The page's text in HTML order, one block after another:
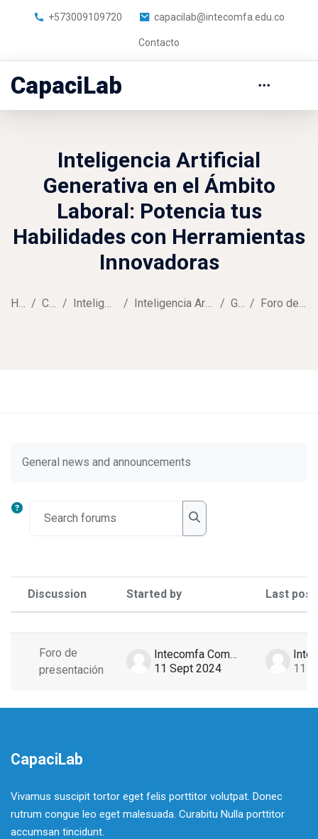
+573009109720 capacilab@intecomfa.edu.co
Contacto
CapaciLab
Inteligencia Artificial
Generativa en el Ámbito
Laboral: Potencia tus
Habilidades con Herramientas
Innovadoras
Home Courses Inteligencia Artificial Inteligencia Artificial Generativa AL General Foro de presentación
General news and announcements
Search forums
Status
Discussion Started by Last post
Foro de
presentación
Intecomfa Comfasucre
11 Sept 2024
11
CapaciLab
Vivamus suscipit tortor eget felis porttitor volutpat. Donec
rutrum congue leo eget malesuada. Curabitu Nulla porttitor
accumsan tincidunt.